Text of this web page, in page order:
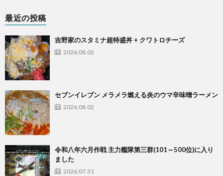
最近の投稿
吉野家のスタミナ超特盛丼 + クワトロチーズ
2026.08.02
セブンイレブン メラメラ燃える炎のウマ辛味噌ラーメン
2026.08.02
令和八年六月作戦 主力艦隊第三群(101～500位)に入り
ました
2026.07.31